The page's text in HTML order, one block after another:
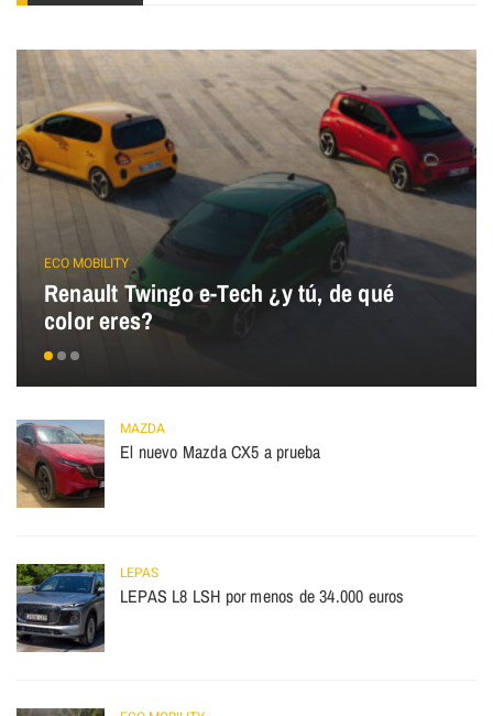
ECO MOBILITY
Renault Twingo e-Tech ¿y tú, de qué
color eres?
MAZDA
El nuevo Mazda CX5 a prueba
LEPAS
LEPAS L8 LSH por menos de 34.000 euros